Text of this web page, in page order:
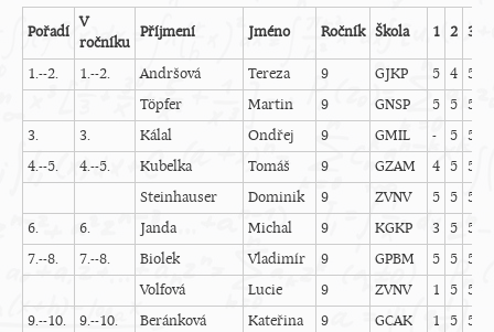
Pořadí
V
ročníku
Příjmení Jméno Ročník Škola 1 2 3
1.--2. 1.--2. Andršová Tereza 9 GJKP 5 4 5
Töpfer
Martin 9 GNSP 5 5 5
3.
3. Kálal Ondřej 9 GMIL - 5 5
4.--5.
4.--5. Kubelka Tomáš 9 GZAM 4 5 5
Steinhauser
Dominik 9 ZVNV 5 5 5
6.
6. Janda Michal 9 KGKP 3 5 5
7.--8.
7.--8. Biolek Vladimír 9 GPBM 5 5 5
Volfová
Lucie 9 ZVNV 1 5 5
9.--10.
9.--10. Beránková Kateřina 9 GCAK 1 5 5